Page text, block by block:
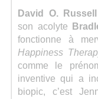
David O. Russell
son acolyte
fonctionne à
Happiness
comme le
inventive qui a
biopic, c’est